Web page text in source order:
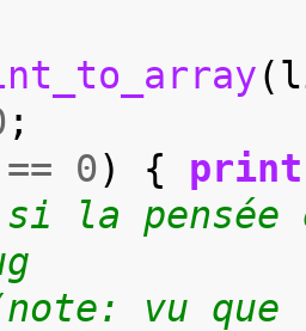
(
;
== 0) {
print
la pensée
vu que